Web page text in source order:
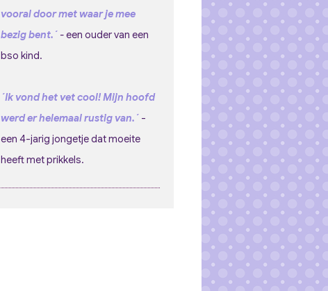
vooral door met waar je mee
bezig bent.´ -een ouder van een
bso kind.
´Ik vond het vet cool! Mijn hoofd
werd er helemaal rustig van.´ -
een 4-jarig jongetje dat moeite
heeft met prikkels.